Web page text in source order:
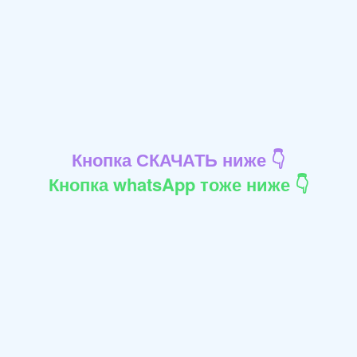
Кнопка СКАЧАТЬ ниже 👇
Кнопка whatsApp тоже ниже 👇